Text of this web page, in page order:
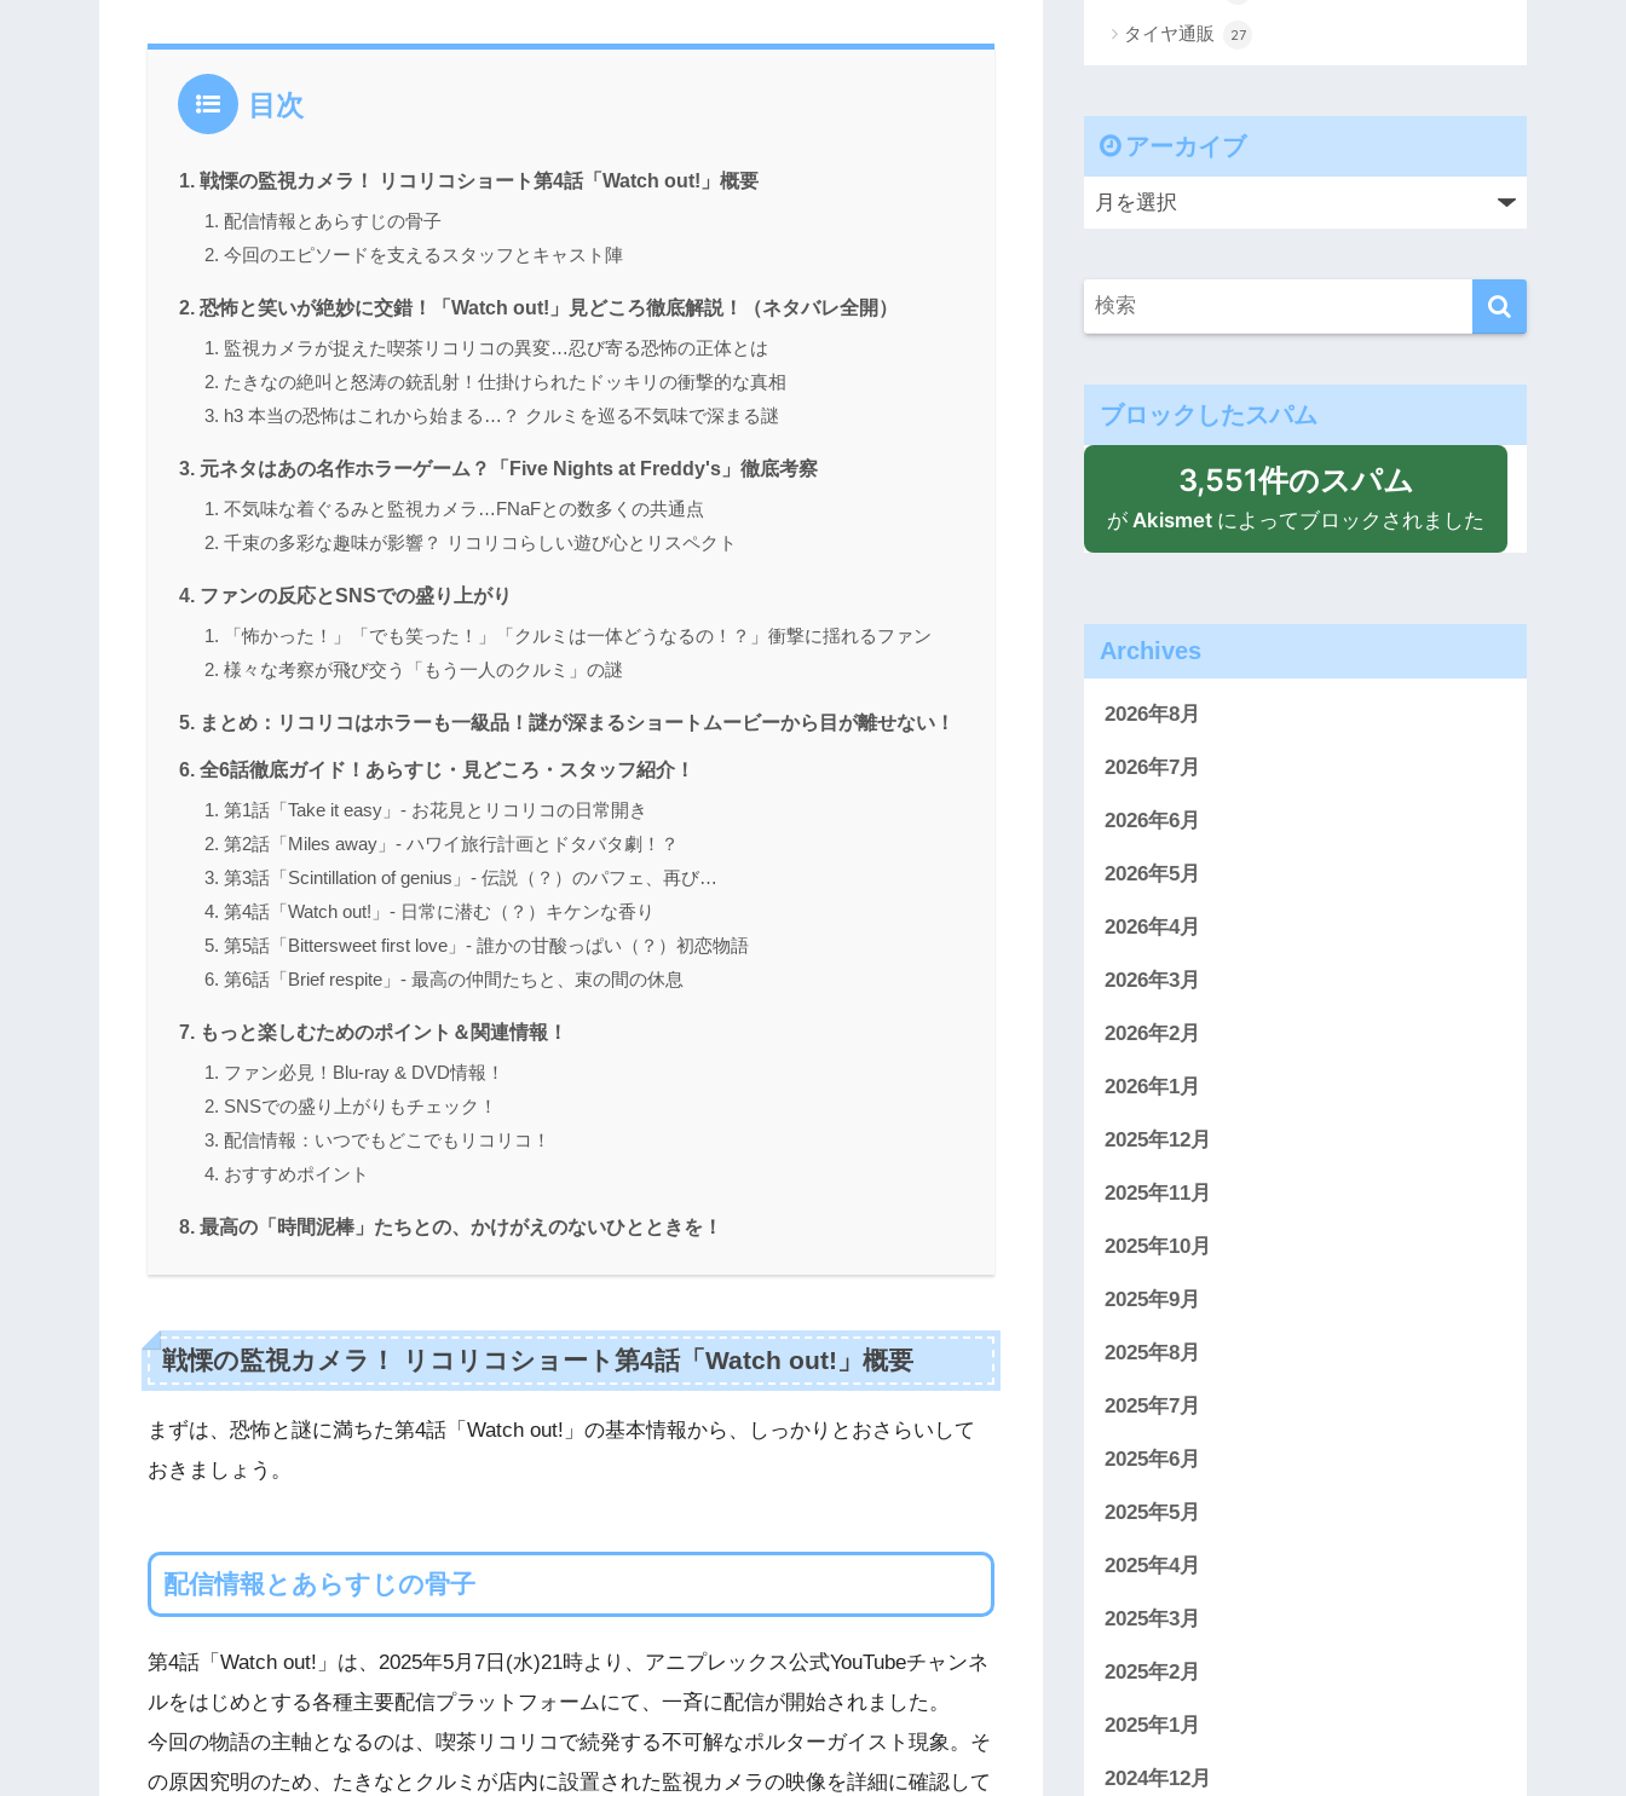
目次
戦慄の監視カメラ！ リコリコショート第4話「Watch out!」概要
配信情報とあらすじの骨子
今回のエピソードを支えるスタッフとキャスト陣
恐怖と笑いが絶妙に交錯！「Watch out!」見どころ徹底解説！（ネタバレ全開）
監視カメラが捉えた喫茶リコリコの異変…忍び寄る恐怖の正体とは
たきなの絶叫と怒涛の銃乱射！仕掛けられたドッキリの衝撃的な真相
h3 本当の恐怖はこれから始まる…？ クルミを巡る不気味で深まる謎
元ネタはあの名作ホラーゲーム？「Five Nights at Freddy's」徹底考察
不気味な着ぐるみと監視カメラ…FNaFとの数多くの共通点
千束の多彩な趣味が影響？ リコリコらしい遊び心とリスペクト
ファンの反応とSNSでの盛り上がり
「怖かった！」「でも笑った！」「クルミは一体どうなるの！？」衝撃に揺れるファン
様々な考察が飛び交う「もう一人のクルミ」の謎
まとめ：リコリコはホラーも一級品！謎が深まるショートムービーから目が離せない！
全6話徹底ガイド！あらすじ・見どころ・スタッフ紹介！
第1話「Take it easy」- お花見とリコリコの日常開き
第2話「Miles away」- ハワイ旅行計画とドタバタ劇！？
第3話「Scintillation of genius」- 伝説（？）のパフェ、再び…
第4話「Watch out!」- 日常に潜む（？）キケンな香り
第5話「Bittersweet first love」- 誰かの甘酸っぱい（？）初恋物語
第6話「Brief respite」- 最高の仲間たちと、束の間の休息
もっと楽しむためのポイント＆関連情報！
ファン必見！Blu-ray & DVD情報！
SNSでの盛り上がりもチェック！
配信情報：いつでもどこでもリコリコ！
おすすめポイント
最高の「時間泥棒」たちとの、かけがえのないひとときを！
戦慄の監視カメラ！ リコリコショート第4話「Watch out!」概要
まずは、恐怖と謎に満ちた第4話「Watch out!」の基本情報から、しっかりとおさらいして
おきましょう。
配信情報とあらすじの骨子
第4話「Watch out!」は、2025年5月7日(水)21時より、アニプレックス公式YouTubeチャンネ
ルをはじめとする各種主要配信プラットフォームにて、一斉に配信が開始されました。
今回の物語の主軸となるのは、喫茶リコリコで続発する不可解なポルターガイスト現象。そ
の原因究明のため、たきなとクルミが店内に設置された監視カメラの映像を詳細に確認して
タイヤ通販 27
アーカイブ
ブロックしたスパム
3,551件のスパム
が Akismet によってブロックされました
Archives
2026年8月
2026年7月
2026年6月
2026年5月
2026年4月
2026年3月
2026年2月
2026年1月
2025年12月
2025年11月
2025年10月
2025年9月
2025年8月
2025年7月
2025年6月
2025年5月
2025年4月
2025年3月
2025年2月
2025年1月
2024年12月